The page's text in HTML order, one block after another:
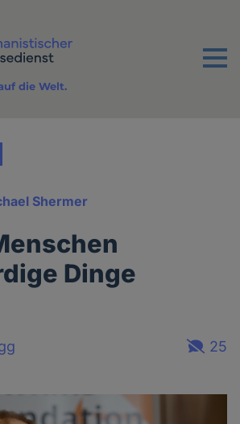
Menu
die Welt.
Shermer
Dinge
25